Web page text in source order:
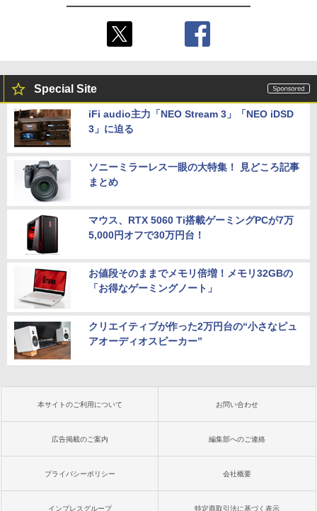
Special Site
iFi audio主力「NEO Stream 3」「NEO iDSD
3」に迫る
ソニーミラーレス一眼の大特集！ 見どころ記事
まとめ
マウス、RTX 5060 Ti搭載ゲーミングPCが7万
5,000円オフで30万円台！
お値段そのままでメモリ倍増！メモリ32GBの
「お得なゲーミングノート」
クリエイティブが作った2万円台の“小さなピュ
アオーディオスピーカー”
本サイトのご利用について お問い合わせ
広告掲載のご案内 編集部へのご連絡
プライバシーポリシー 会社概要
インプレスグループ 特定商取引法に基づく表示